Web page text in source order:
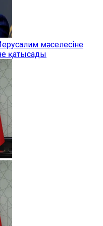
мәселесіне
қатысады